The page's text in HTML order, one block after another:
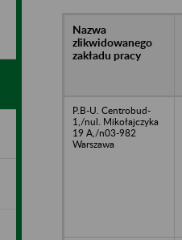
Nazwa
zlikwidowanego
zakładu pracy
P.B-U. Centrobud-
1,/nul. Mikołajczyka
19 A,/n03-982
Warszawa